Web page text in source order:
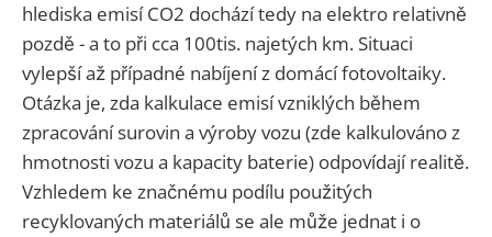
hlediska emisí CO2 dochází tedy na elektro relativně
pozdě - a to při cca 100tis. najetých km. Situaci
vylepší až případné nabíjení z domácí fotovoltaiky.
Otázka je, zda kalkulace emisí vzniklých během
zpracování surovin a výroby vozu (zde kalkulováno z
hmotnosti vozu a kapacity baterie) odpovídají realitě.
Vzhledem ke značnému podílu použitých
recyklovaných materiálů se ale může jednat i o